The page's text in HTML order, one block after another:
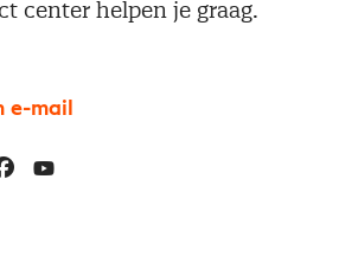
center helpen je graag.
e-mail
YouTube